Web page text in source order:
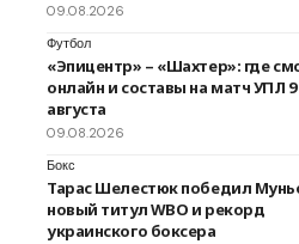
09.08.2026
Футбол
«Эпицентр» – «Шахтер»: где
онлайн и составы на матч УПЛ 9
августа
09.08.2026
Бокс
Тарас Шелестюк победил
новый титул WBO и рекорд
украинского боксера